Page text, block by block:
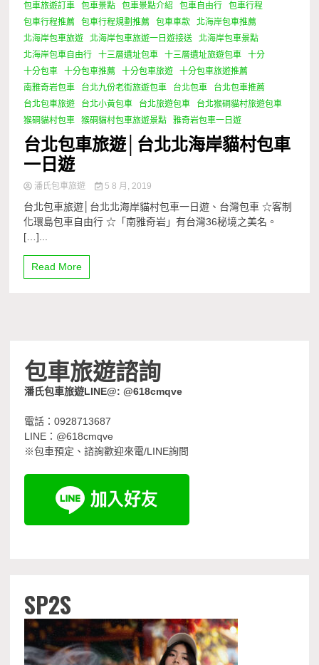
包車旅遊訂車
包車景點 包車景點介紹 包車自由行
包車行程
包車行程推薦
包車行程規劃推薦 包車車款
北海岸包車推薦
北海岸包車旅遊
北海岸包車旅遊一日遊接送
北海岸包車景點
北海岸包車自由行
十三層遺址包車 十三層遺址旅遊包車
十分
十分包車
十分包車推薦 十分包車旅遊
十分包車旅遊推薦
南雅奇岩包車
台北九份老街旅遊包車 台北包車
台北包車推薦
台北包車旅遊
台北小黃包車 台北旅遊包車
台北猴硐貓村旅遊包車
猴硐貓村包車
猴硐貓村包車旅遊景點 雅奇岩包車一日遊
台北包車旅遊│台北北海岸貓村包車
一日遊
潘氏包車旅遊 5 8 月, 2019
台北包車旅遊│台北北海岸貓村包車一日遊、台灣包車 ☆客制
化環島包車自由行 ☆「南雅奇岩」有台灣36秘境之美名。
[…]...
Read More
包車旅遊諮詢
潘氏包車旅遊LINE@: @618cmqve
電話：0928713687
LINE：@618cmqve
※包車預定、諮詢歡迎來電/LINE詢問
SP2S